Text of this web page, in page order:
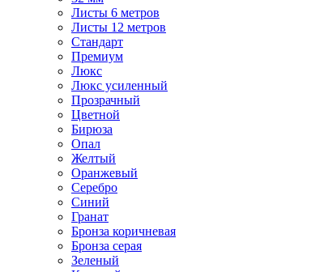
Листы 6 метров
Листы 12 метров
Стандарт
Премиум
Люкс
Люкс усиленный
Прозрачный
Цветной
Бирюза
Опал
Желтый
Оранжевый
Серебро
Синий
Гранат
Бронза коричневая
Бронза серая
Зеленый